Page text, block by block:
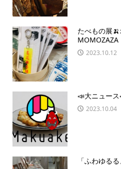
たべもの展
MOMOZAZA
2023.10.12
📣大ニュース
2023.10.04
「ふわゆる